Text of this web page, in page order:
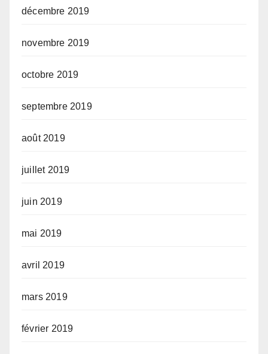
décembre 2019
novembre 2019
octobre 2019
septembre 2019
août 2019
juillet 2019
juin 2019
mai 2019
avril 2019
mars 2019
février 2019